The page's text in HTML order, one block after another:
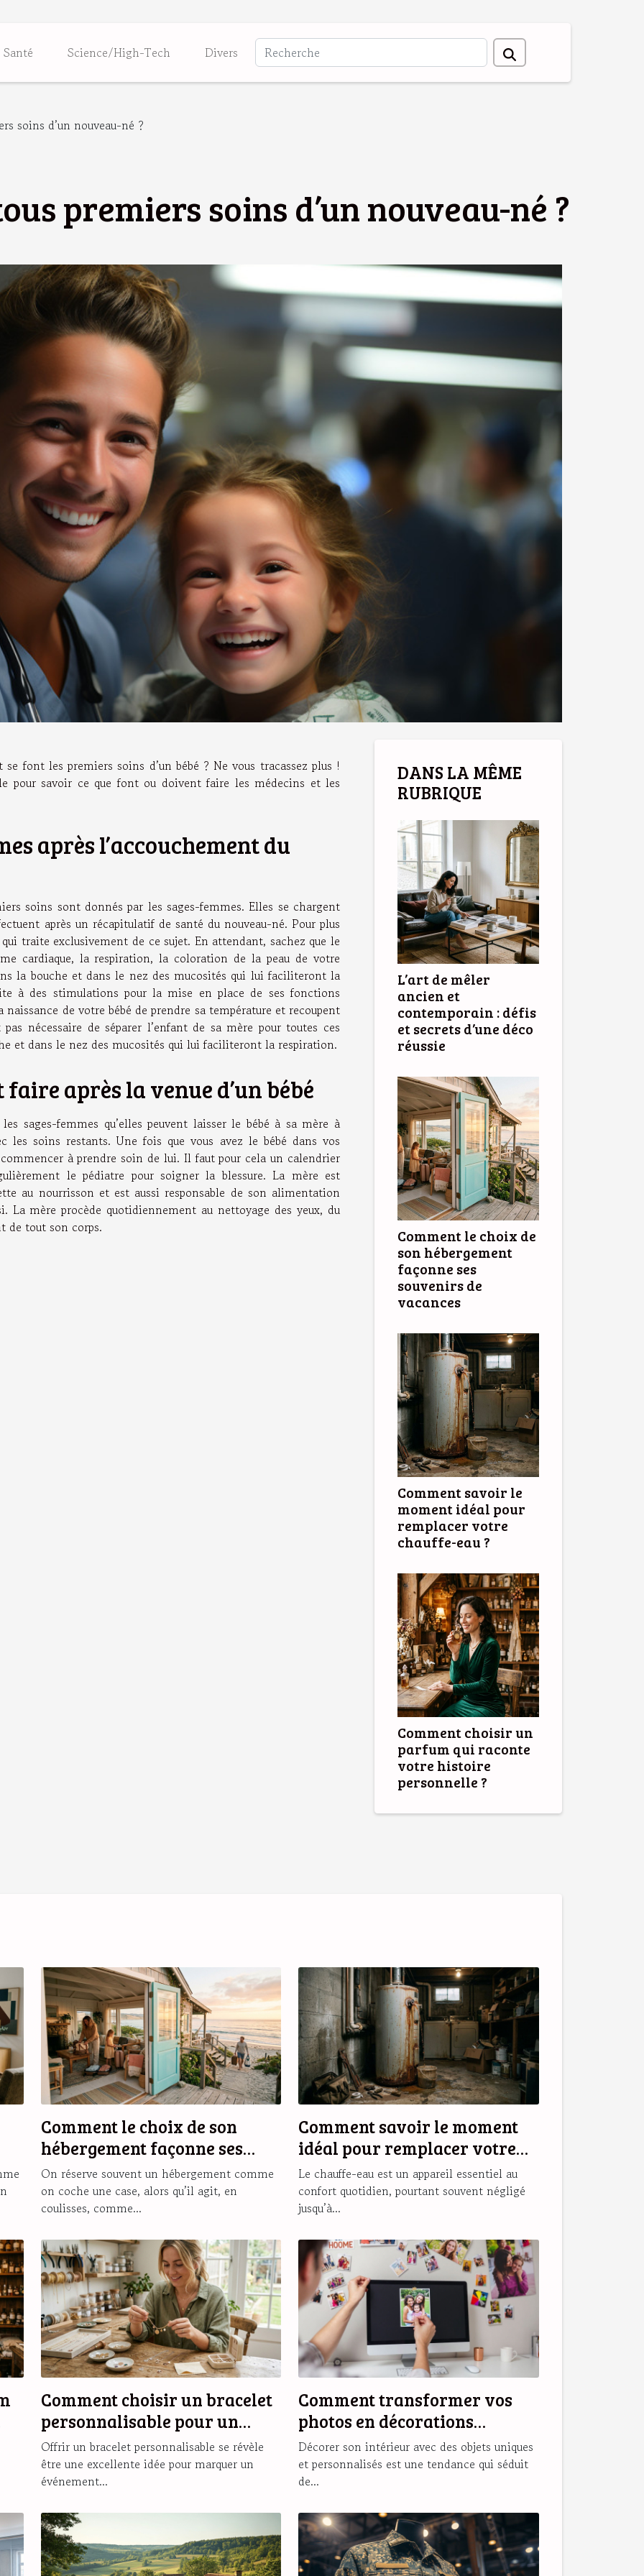
Santé Science/High-Tech Divers
soins d’un nouveau-né ?
premiers soins d’un nouveau-né ?
font les premiers soins d’un bébé ? Ne vous tracassez plus !
pour savoir ce que font ou doivent faire les médecins et les
après l’accouchement du
soins sont donnés par les sages-femmes. Elles se chargent
après un récapitulatif de santé du nouveau-né. Pour plus
qui traite exclusivement de ce sujet. En attendant, sachez que le
cardiaque, la respiration, la coloration de la peau de votre
la bouche et dans le nez des mucosités qui lui faciliteront la
à des stimulations pour la mise en place de ses fonctions
de votre bébé de prendre sa température et recoupent
nécessaire de séparer l’enfant de sa mère pour toutes ces
et dans le nez des mucosités qui lui faciliteront la respiration.
faire après la venue d’un bébé
sages-femmes qu’elles peuvent laisser le bébé à sa mère à
les soins restants. Une fois que vous avez le bébé dans vos
à prendre soin de lui. Il faut pour cela un calendrier
le pédiatre pour soigner la blessure. La mère est
au nourrisson et est aussi responsable de son alimentation
La mère procède quotidiennement au nettoyage des yeux, du
de tout son corps.
DANS LA MÊME
RUBRIQUE
L’art de mêler
ancien et
contemporain : défis
et secrets d’une déco
réussie
Comment le choix de
son hébergement
façonne ses
souvenirs de
vacances
Comment savoir le
moment idéal pour
remplacer votre
chauffe-eau ?
Comment choisir un
parfum qui raconte
votre histoire
personnelle ?
Comment le choix de son
hébergement façonne ses
souvenirs de vacances
On réserve souvent un hébergement comme
on coche une case, alors qu’il agit, en
coulisses, comme...
Comment savoir le moment
idéal pour remplacer votre
chauffe-eau ?
Le chauffe-eau est un appareil essentiel au
confort quotidien, pourtant souvent négligé
jusqu’à...
Comment choisir un bracelet
personnalisable pour un
cadeau unique ?
Offrir un bracelet personnalisable se révèle
être une excellente idée pour marquer un
événement...
Comment transformer vos
photos en décorations
magnétiques originales ?
Décorer son intérieur avec des objets uniques
et personnalisés est une tendance qui séduit
de...